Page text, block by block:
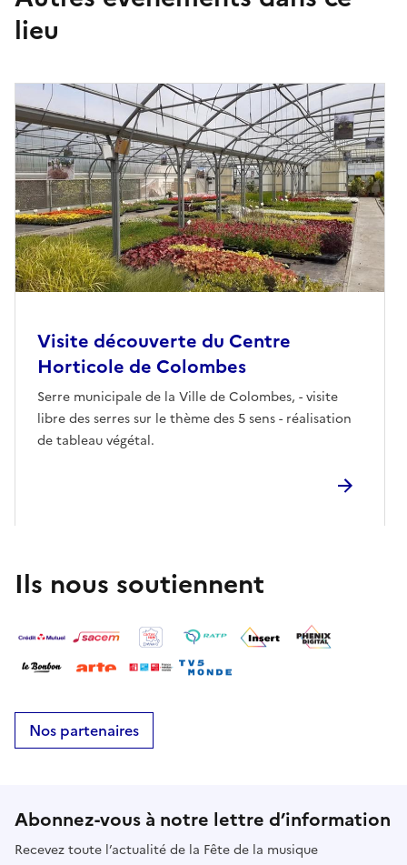
lieu
Visite découverte du Centre
Horticole de Colombes
Serre municipale de la Ville de Colombes, - visite
libre des serres sur le thème des 5 sens - réalisation
de tableau végétal.
Ils nous soutiennent
Nos partenaires
Abonnez-vous à notre lettre d’information
Recevez toute l’actualité de la Fête de la musique